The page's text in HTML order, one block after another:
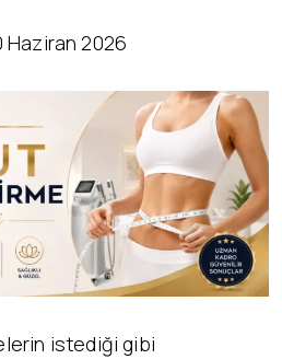
Haziran 2026
istediği gibi